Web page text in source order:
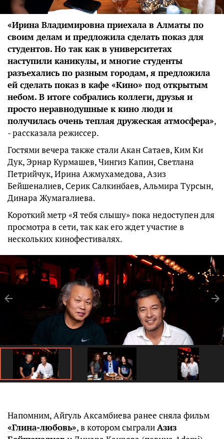
«Ирина Владимировна приехала в Алматы по
своим делам и предложила сделать показ для
студентов. Но так как в университетах
наступили каникулы, и многие студенты
разъехались по разным городам, я предложила
ей сделать показ в кафе «Кино» под открытым
небом. В итоге собрались коллеги, друзья и
просто неравнодушные к кино люди и
получилась очень теплая дружеская атмосфера»,
- рассказала режиссер.
Гостями вечера также стали Акан Сатаев, Ким Ки
Дук, Эрнар Курмашев, Чингиз Капин, Светлана
Петрийчук, Ирина Ажмухамедова, Азиз
Бейшеналиев, Серик Салкинбаев, Альмира Турсын,
Динара Жумагалиева.
Короткий метр «Я тебя слышу» пока недоступен для
просмотра в сети, так как его ждет участие в
нескольких кинофестивалях.
Напомним, Айгуль Аксамбиева ранее сняла фильм
«Глина-любовь», в котором сыгралиАзиз